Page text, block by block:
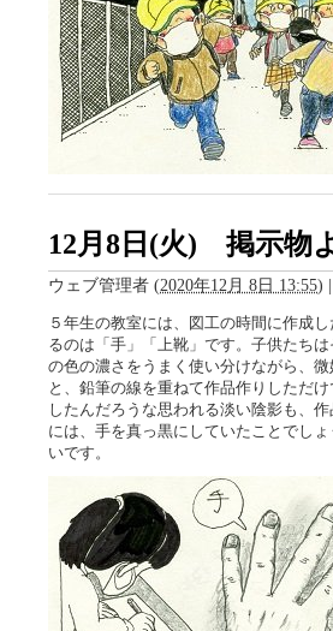
12月8日(火) 掲示物
ウェブ管理者 (2020年12月 8日 13:55) |
５年生の教室には、図工の時間に作成
るのは「手」「上靴」です。子供たち
の色の濃さをうまく使い分けながら、
と、鉛筆の線を重ねて作品作りしただ
したんだろうな思われる淡い陰影も、
には、手を真っ黒にしていたことでし
いです。